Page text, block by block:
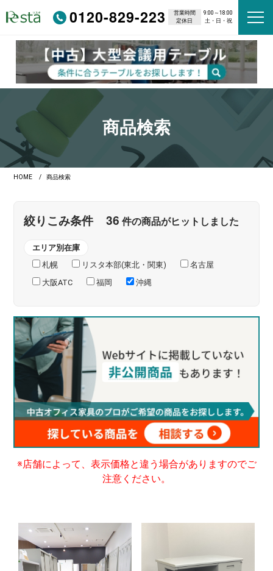
0120-829-223 営業時間
9:00～18:00
定休日
土・日・祝
商品検索
HOME 商品検索
絞りこみ条件 36 件の商品がヒットしました
エリア別在庫
札幌
リスタ本部(東北・関東)
名古屋
大阪ATC
福岡 沖縄
※店舗によって、表示価格と違う場合がありますのでご
注意ください。